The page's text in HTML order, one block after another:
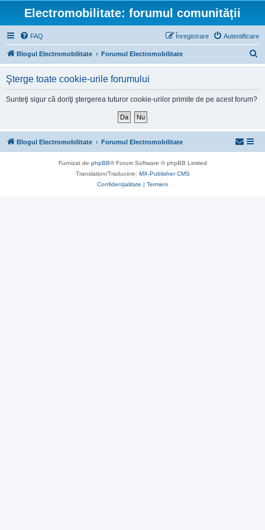
Electromobilitate: forumul comunității
FAQ Autentificare
Înregistrare
Blogul Electromobilitate Forumul Electromobilitate
Şterge toate cookie-urile forumului
Sunteţi sigur că doriţi ştergerea tuturor cookie-urilor primite de pe acest forum?
Blogul Electromobilitate Forumul Electromobilitate
Furnizat de phpBB® Forum Software © phpBB Limited
Translation/Traducere: MX-Publisher CMS
Confidențialitate | Termeni